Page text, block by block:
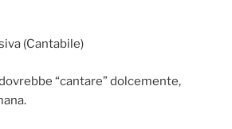
(Cantabile)
“cantare” dolcemente,